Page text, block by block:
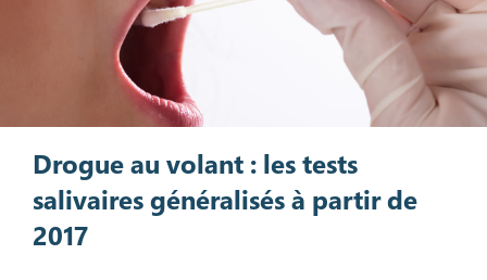
Drogue au volant : les tests
salivaires généralisés à partir de
2017